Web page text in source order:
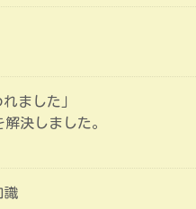
ました」
を解決しました。
識